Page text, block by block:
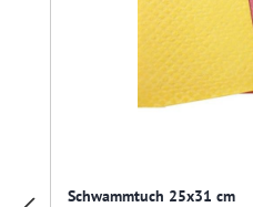
Schwammtuch 25x31 cm